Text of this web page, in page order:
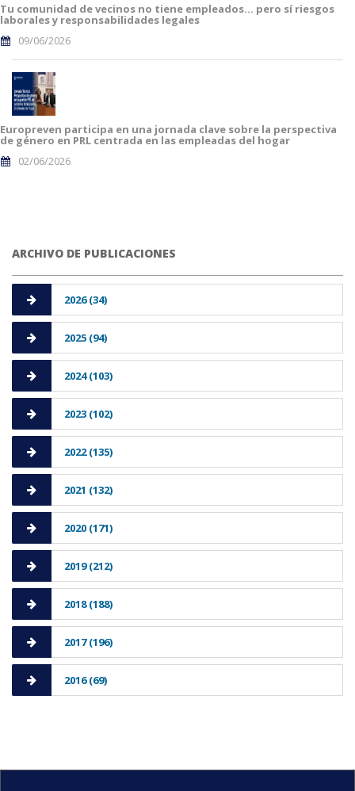
Tu comunidad de vecinos no tiene empleados… pero sí riesgos
laborales y responsabilidades legales
09/06/2026
Europreven participa en una jornada clave sobre la perspectiva
de género en PRL centrada en las empleadas del hogar
02/06/2026
ARCHIVO DE PUBLICACIONES
2026 (34)
2025 (94)
2024 (103)
2023 (102)
2022 (135)
2021 (132)
2020 (171)
2019 (212)
2018 (188)
2017 (196)
2016 (69)